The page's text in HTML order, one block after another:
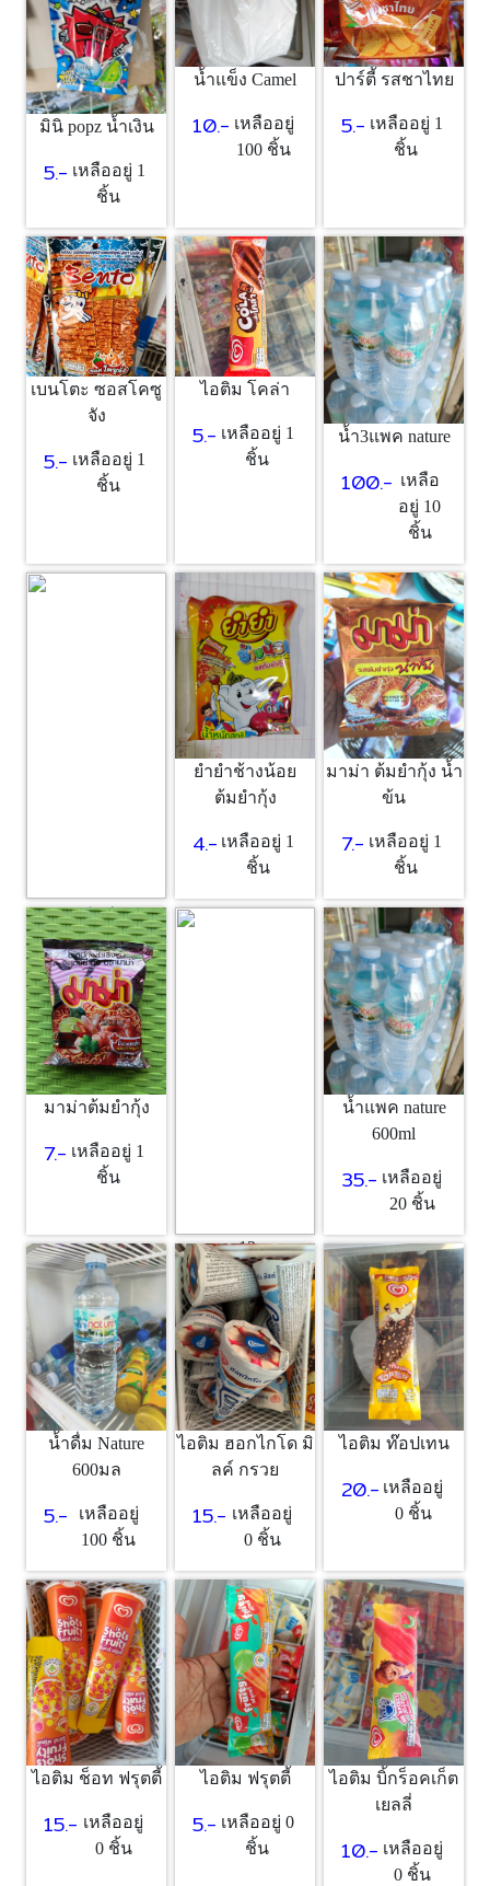
มินิ popz น้ำเงิน
5.- เหลืออยู่ 1
ชิ้น
น้ำแข็ง Camel
10.- เหลืออยู่
100 ชิ้น
ปาร์ตี้ รสชาไทย
5.- เหลืออยู่ 1
ชิ้น
เบนโตะ ซอสโคซู
จัง
5.- เหลืออยู่ 1
ชิ้น
ไอติม โคล่า
5.- เหลืออยู่ 1
ชิ้น
น้ำ3แพค nature
100.- เหลือ
อยู่ 10
ชิ้น
ซอส
25.- เหลืออยู่
1 ชิ้น
ยำยำช้างน้อย
ต้มยำกุ้ง
4.- เหลืออยู่ 1
ชิ้น
มาม่า ต้มยำกุ้ง น้ำ
ข้น
7.- เหลืออยู่ 1
ชิ้น
มาม่าต้มยำกุ้ง
7.- เหลืออยู่ 1
ชิ้น
ขนม12บาท
12.- เหลืออยู่
10 ชิ้น
น้ำแพค nature
600ml
35.- เหลืออยู่
20 ชิ้น
น้ำดื่ม Nature
600มล
5.-
เหลืออยู่
100 ชิ้น
ไอติม ฮอกไกโด มิ
ลค์ กรวย
15.- เหลืออยู่
0 ชิ้น
ไอติม ท๊อปเทน
20.- เหลืออยู่
0 ชิ้น
ไอติม ช็อท ฟรุตตี้
15.- เหลืออยู่
0 ชิ้น
ไอติม ฟรุตตี้
5.- เหลืออยู่ 0
ชิ้น
ไอติม บิ้กร็อคเก็ต
เยลลี่
10.- เหลืออยู่
0 ชิ้น